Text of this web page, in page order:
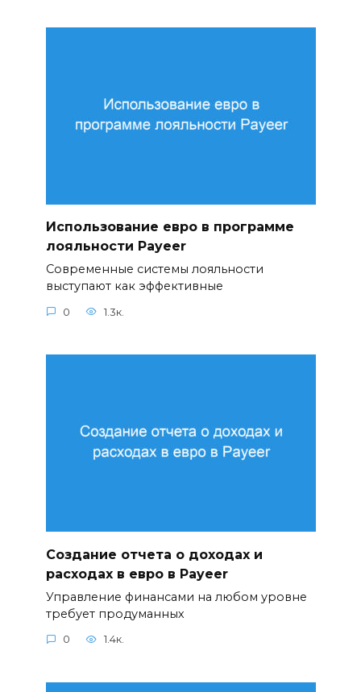
Использование евро в программе
лояльности Payeer
Современные системы лояльности
выступают как эффективные
0 1.3к.
Создание отчета о доходах и
расходах в евро в Payeer
Управление финансами на любом уровне
требует продуманных
0 1.4к.